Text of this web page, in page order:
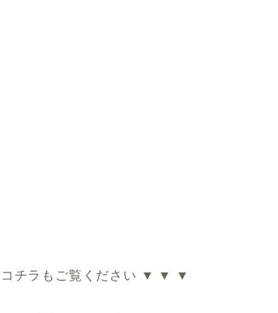
チラもご覧ください ▼ ▼ ▼